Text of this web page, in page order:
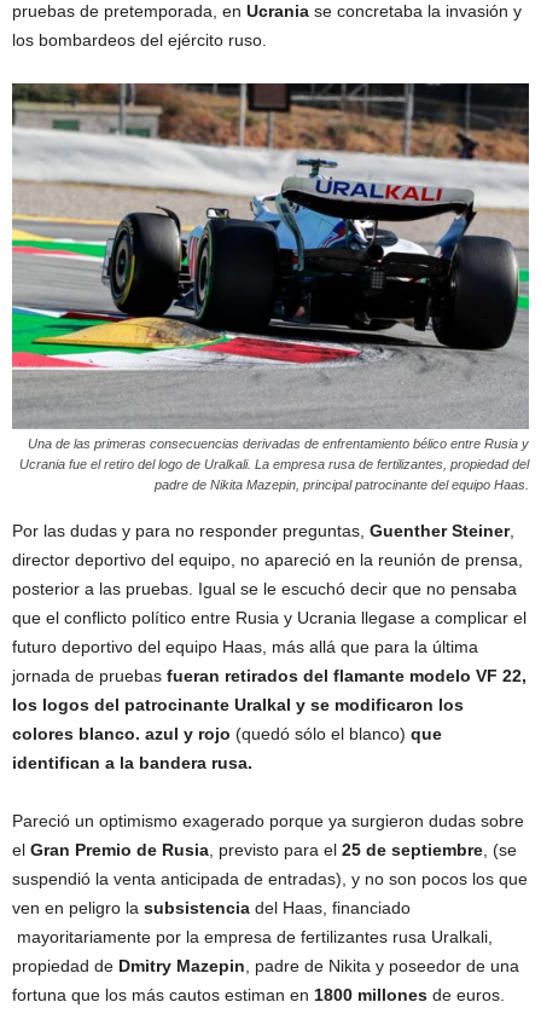
pruebas de pretemporada, en Ucrania se concretaba la invasión y
los bombardeos del ejército ruso.
Una de las primeras consecuencias derivadas de enfrentamiento bélico entre Rusia y
Ucrania fue el retiro del logo de Uralkali. La empresa rusa de fertilizantes, propiedad del
padre de Nikita Mazepin, principal patrocinante del equipo Haas.
Por las dudas y para no responder preguntas, Guenther Steiner,
director deportivo del equipo, no apareció en la reunión de prensa,
posterior a las pruebas. Igual se le escuchó decir que no pensaba
que el conflicto político entre Rusia y Ucrania llegase a complicar el
futuro deportivo del equipo Haas, más allá que para la última
jornada de pruebas fueran retirados del flamante modelo VF 22,
los logos del patrocinante Uralkal y se modificaron los
colores blanco. azul y rojo (quedó sólo el blanco) que
identifican a la bandera rusa.
Pareció un optimismo exagerado porque ya surgieron dudas sobre
el Gran Premio de Rusia, previsto para el 25 de septiembre, (se
suspendió la venta anticipada de entradas), y no son pocos los que
ven en peligro la subsistencia del Haas, financiado
mayoritariamente por la empresa de fertilizantes rusa Uralkali,
propiedad de Dmitry Mazepin, padre de Nikita y poseedor de una
fortuna que los más cautos estiman en 1800 millones de euros.